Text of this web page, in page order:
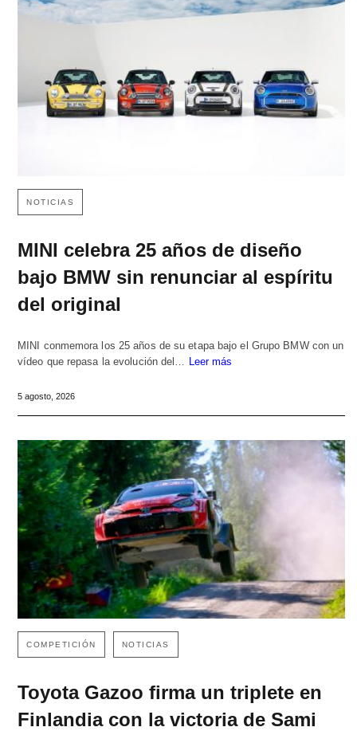
NOTICIAS
MINI celebra 25 años de diseño
bajo BMW sin renunciar al espíritu
del original
MINI conmemora los 25 años de su etapa bajo el Grupo BMW con un
vídeo que repasa la evolución del… Leer más
5 agosto, 2026
COMPETICIÓN NOTICIAS
Toyota Gazoo firma un triplete en
Finlandia con la victoria de Sami